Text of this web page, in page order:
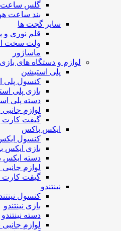
گلس ساعت
بند ساعت
سایر گجت ها
قلم نوری و
ولت سخت
ماساژور
لوازم و دستگاه های بازی
پلی استیشن
کنسول پلی
بازی پلی
دسته پلی
لوازم
گیفت کارت
ایکس باکس
کنسول
بازی ایکس
دسته ایکس
لوازم
گیفت
نینتندو
کنسول
بازی نینتندو
دسته نینتندو
لوازم جانبی